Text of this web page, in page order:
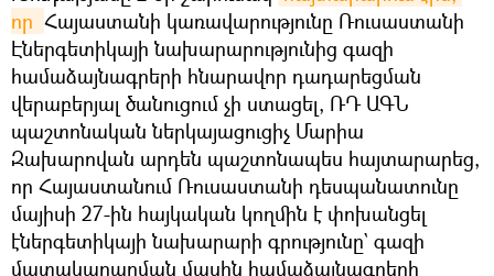
որ Հայաստանի կառավարությունը Ռուսաստանի
Էներգետիկայի նախարարությունից գազի
համաձայնագրերի հնարավոր դադարեցման
վերաբերյալ ծանուցում չի ստացել, ՌԴ ԱԳՆ
պաշտոնական ներկայացուցիչ Մարիա
Զախարովան արդեն պաշտոնապես հայտարարեց,
որ Հայաստանում Ռուսաստանի դեսպանատունը
մայիսի 27-ին հայկական կողմին է փոխանցել
էներգետիկայի նախարարի գրությունը` գազի
մատակարարման մասին համաձայնագրերի